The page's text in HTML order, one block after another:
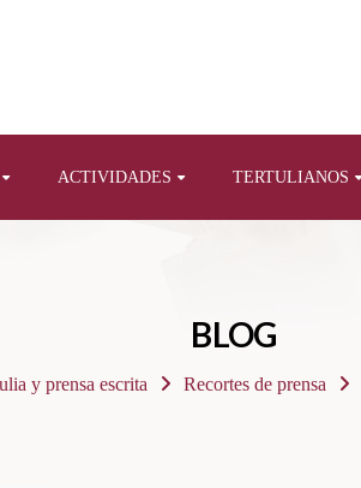
ACTIVIDADES TERTULIANOS
BLOG
y prensa escrita Recortes de prensa